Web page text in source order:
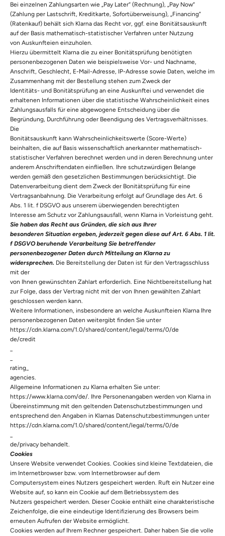
Bei einzelnen Zahlungsarten wie „Pay Later“ (Rechnung), „Pay Now“
(Zahlung per Lastschrift, Kreditkarte, Sofortüberweisung), „Financing“
(Ratenkauf) behält sich Klarna das Recht vor, ggf. eine Bonitätsauskunft
auf der Basis mathematisch-statistischer Verfahren unter Nutzung
von Auskunfteien einzuholen.
Hierzu übermittelt Klarna die zu einer Bonitätsprüfung benötigten
personenbezogenen Daten wie beispielsweise Vor- und Nachname,
Anschrift, Geschlecht, E-Mail-Adresse, IP-Adresse sowie Daten, welche im
Zusammenhang mit der Bestellung stehen zum Zweck der
Identitäts- und Bonitätsprüfung an eine Auskunftei und verwendet die
erhaltenen Informationen über die statistische Wahrscheinlichkeit eines
Zahlungsausfalls für eine abgewogene Entscheidung über die
Begründung, Durchführung oder Beendigung des Vertragsverhältnisses.
Die
Bonitätsauskunft kann Wahrscheinlichkeitswerte (Score-Werte)
beinhalten, die auf Basis wissenschaftlich anerkannter mathematisch-
statistischer Verfahren berechnet werden und in deren Berechnung unter
anderem Anschriftendaten einfließen. Ihre schutzwürdigen Belange
werden gemäß den gesetzlichen Bestimmungen berücksichtigt. Die
Datenverarbeitung dient dem Zweck der Bonitätsprüfung für eine
Vertragsanbahnung. Die Verarbeitung erfolgt auf Grundlage des Art. 6
Abs. 1 lit. f DSGVO aus unserem überwiegenden berechtigten
Interesse am Schutz vor Zahlungsausfall, wenn Klarna in Vorleistung geht.
Sie haben das Recht aus Gründen, die sich aus Ihrer
besonderen Situation ergeben, jederzeit gegen diese auf Art. 6 Abs. 1 lit.
f DSGVO beruhende Verarbeitung Sie betreffender
personenbezogener Daten durch Mitteilung an Klarna zu
widersprechen. Die Bereitstellung der Daten ist für den Vertragsschluss
mit der
von Ihnen gewünschten Zahlart erforderlich. Eine Nichtbereitstellung hat
zur Folge, dass der Vertrag nicht mit der von Ihnen gewählten Zahlart
geschlossen werden kann.
Weitere Informationen, insbesondere an welche Auskunfteien Klarna Ihre
personenbezogenen Daten weitergibt finden Sie unter
https://cdn.klarna.com/1.0/shared/content/legal/terms/0/de
de/credit
rating_
agencies.
Allgemeine Informationen zu Klarna erhalten Sie unter:
https://www.klarna.com/de/. Ihre Personenangaben werden von Klarna in
Übereinstimmung mit den geltenden Datenschutzbestimmungen und
entsprechend den Angaben in Klarnas Datenschutzbestimmungen unter
https://cdn.klarna.com/1.0/shared/content/legal/terms/0/de
de/privacy behandelt.
Cookies
Unsere Website verwendet Cookies. Cookies sind kleine Textdateien, die
im Internetbrowser bzw. vom Internetbrowser auf dem
Computersystem eines Nutzers gespeichert werden. Ruft ein Nutzer eine
Website auf, so kann ein Cookie auf dem Betriebssystem des
Nutzers gespeichert werden. Dieser Cookie enthält eine charakteristische
Zeichenfolge, die eine eindeutige Identifizierung des Browsers beim
erneuten Aufrufen der Website ermöglicht.
Cookies werden auf Ihrem Rechner gespeichert. Daher haben Sie die volle